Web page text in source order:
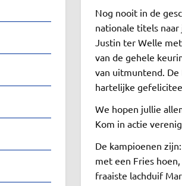
Nog nooit in de
nationale titels naar
Justin ter Welle
van de gehele
van uitmuntend.
hartelijke
We hopen jullie
Kom in actie
De kampioenen
met een Fries
fraaiste lachduif